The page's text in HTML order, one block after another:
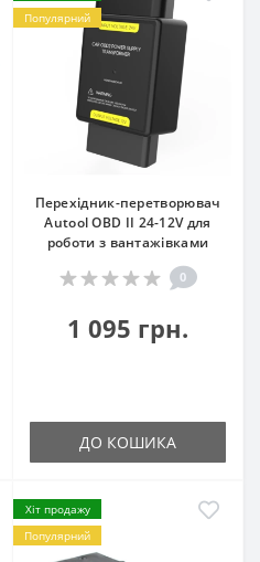
Популярний
Перехідник-перетворювач
Autool OBD II 24-12V для
роботи з вантажівками
0
1 095 грн.
ДО КОШИКА
Хіт продажу
Популярний